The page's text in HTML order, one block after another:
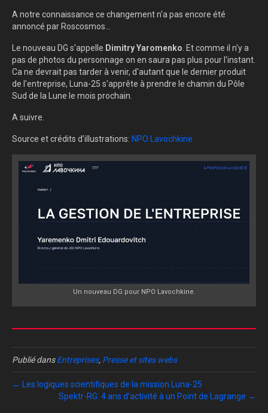
A notre connaissance ce changement n'a pas encore été
annoncé par Roscosmos...
Le nouveau DG s'appelle Dimitry Yaromenko. Et comme il n'y a
pas de photos du personnage on en saura pas plus pour l'instant.
Ca ne devrait pas tarder à venir, d'autant que le dernier produit
de l'entreprise, Luna-25 s'apprête à prendre le chamin du Pôle
Sud de la Lune le mois prochain.
A suivre.
Source et crédits d'illustrations: NPO Lavochkine
Un nouveau DG pour NPO Lavochkine.
Publié dansEntreprises, Presse et sites webs
← Les logiques scientifiques de la mission Luna-25
Spektr-RG: 4 ans d’activité à un Point de Lagrange →